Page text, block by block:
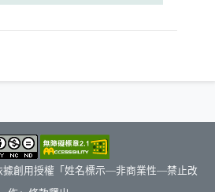
據創用授權「姓名標示—非商業性—禁止改